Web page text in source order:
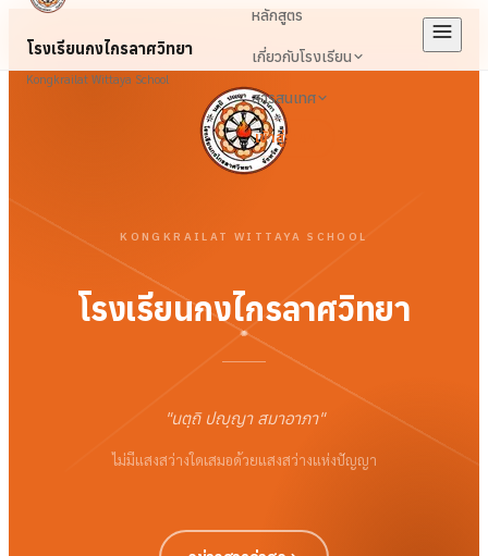
โรงเรียนกงไกรลาศวิทยา
Kongkrailat Wittaya School
หลักสูตร
เกี่ยวกับโรงเรียน
สารสนเทศ
เข้าสู่ระบบ
KONGKRAILAT WITTAYA SCHOOL
โรงเรียนกงไกรลาศวิทยา
"นตฺถิ ปญฺญา สมาอาภา"
ไม่มีแสงสว่างใดเสมอด้วยแสงสว่างแห่งปัญญา